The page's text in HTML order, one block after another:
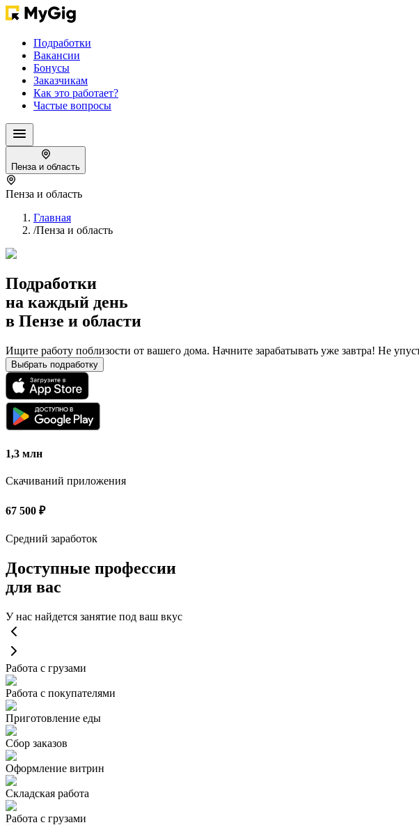
Подработки
Вакансии
Бонусы
Заказчикам
Как это работает?
Частые вопросы
Пенза и область
Пенза и область
Главная
/Пенза и область
Подработки
на каждый день
в Пензе и области
Ищите работу поблизости от вашего дома. Начните зарабатывать уже завтра! Не
Выбрать подработку
1,3 млн
Скачиваний приложения
67 500 ₽
Средний заработок
Доступные профессии
для вас
У нас найдется занятие под ваш вкус
Работа с грузами
Работа с покупателями
Приготовление еды
Сбор заказов
Оформление витрин
Складская работа
Работа с грузами